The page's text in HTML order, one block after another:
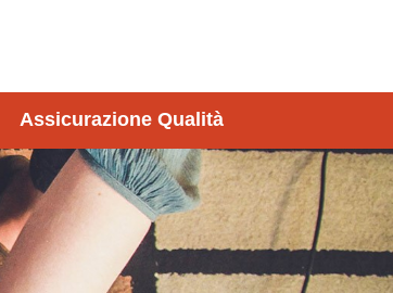
Assicurazione Qualità